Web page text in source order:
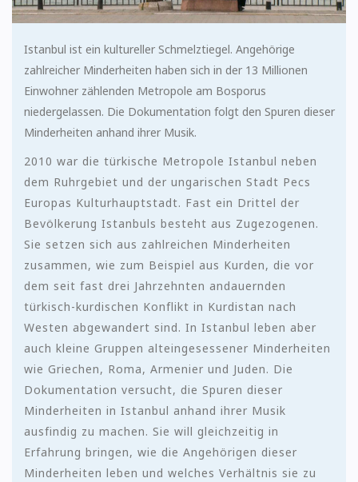
Istanbul ist ein kultureller Schmelztiegel. Angehörige
zahlreicher Minderheiten haben sich in der 13 Millionen
Einwohner zählenden Metropole am Bosporus
niedergelassen. Die Dokumentation folgt den Spuren dieser
Minderheiten anhand ihrer Musik.
2010 war die türkische Metropole Istanbul neben
dem Ruhrgebiet und der ungarischen Stadt Pecs
Europas Kulturhauptstadt. Fast ein Drittel der
Bevölkerung Istanbuls besteht aus Zugezogenen.
Sie setzen sich aus zahlreichen Minderheiten
zusammen, wie zum Beispiel aus Kurden, die vor
dem seit fast drei Jahrzehnten andauernden
türkisch-kurdischen Konflikt in Kurdistan nach
Westen abgewandert sind. In Istanbul leben aber
auch kleine Gruppen alteingesessener Minderheiten
wie Griechen, Roma, Armenier und Juden. Die
Dokumentation versucht, die Spuren dieser
Minderheiten in Istanbul anhand ihrer Musik
ausfindig zu machen. Sie will gleichzeitig in
Erfahrung bringen, wie die Angehörigen dieser
Minderheiten leben und welches Verhältnis sie zu